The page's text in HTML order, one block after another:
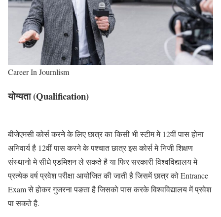
Career In Journlism
योग्यता (Qualification)
बीजेएमसी कोर्स करने के लिए छात्र का किसी भी स्टीम मे 12वीं पास होना
अनिवार्य है 12वीं पास करने के पश्चात छात्र इस कोर्स मे निजी शिक्षण
संस्थानो मे सीधे एडमिशन ले सकते है या फिर सरकारी विश्वविद्यालय मे
प्रत्येक वर्ष प्रवेश परीक्षा आयोजित की जाती है जिसमें छात्र को Entrance
Exam से होकर गुजरना पङता है जिसको पास करके विश्वविद्यालय में प्रवेश
पा सकते है.